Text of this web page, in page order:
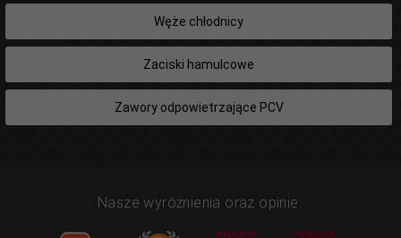
Węże chłodnicy
Zaciski hamulcowe
Zawory odpowietrzające PCV
Nasze wyróżnienia oraz opinie: